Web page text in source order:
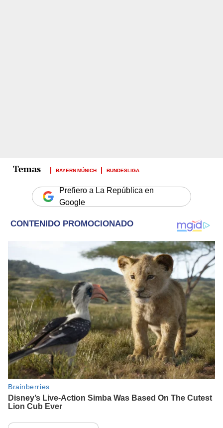
BAYERN MÚNICH BUNDESLIGA
Prefiero a La República en
Google